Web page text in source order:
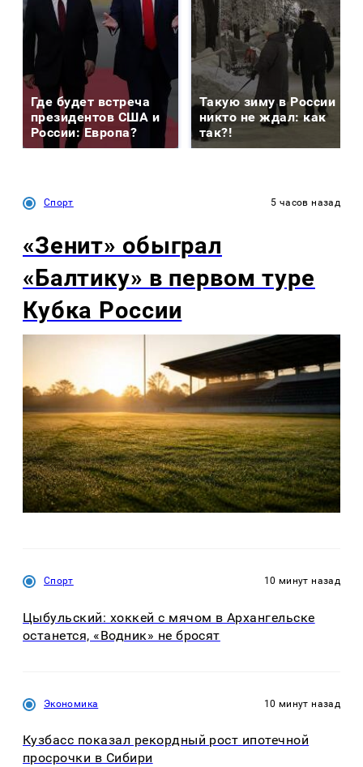
Где будет встреча
президентов США и
России: Европа?
Такую зиму в России
никто не ждал: как
так?!
Спорт 5 часов назад
«Зенит» обыграл
«Балтику» в первом туре
Кубка России
Спорт 10 минут назад
Цыбульский: хоккей с мячом в Архангельске
останется, «Водник» не бросят
Экономика 10 минут назад
Кузбасс показал рекордный рост ипотечной
просрочки в Сибири